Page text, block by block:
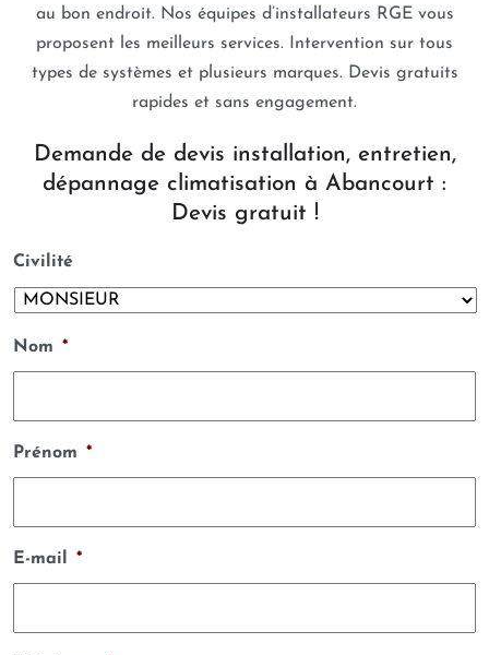
au bon endroit. Nos équipes d’installateurs RGE vous
proposent les meilleurs services. Intervention sur tous
types de systèmes et plusieurs marques. Devis gratuits
rapides et sans engagement.
Demande de devis installation, entretien,
dépannage climatisation à Abancourt :
Devis gratuit !
Civilité
Nom *
Prénom *
E-mail *